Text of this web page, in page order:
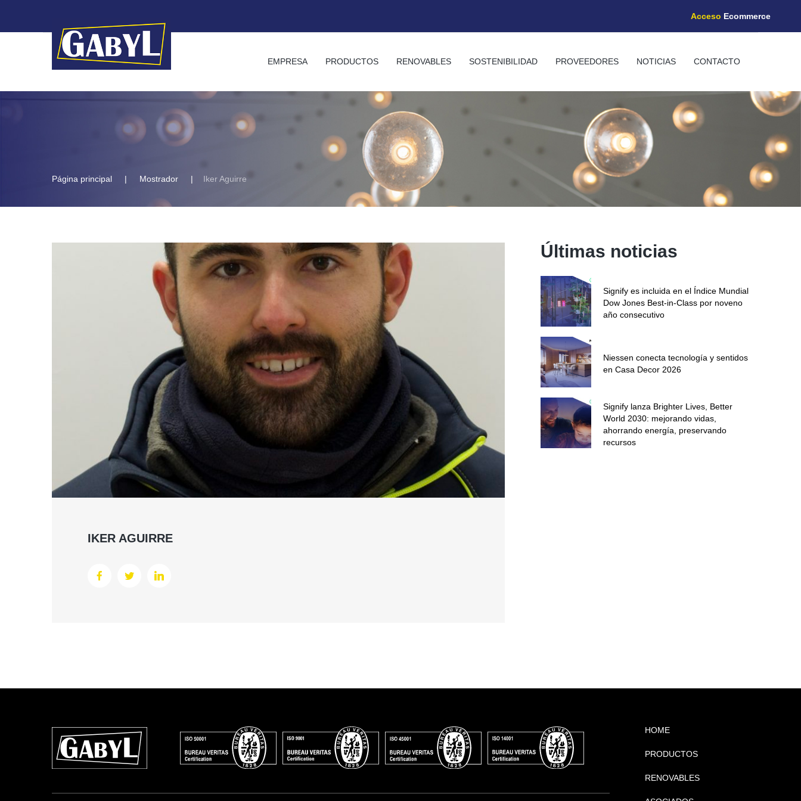
EMPRESA PRODUCTOS RENOVABLES SOSTENIBILIDAD PROVEEDORES NOTICIAS CONTACTO
Página principal Mostrador Iker Aguirre
IKER AGUIRRE
Últimas noticias
Signify es incluida en el Índice Mundial
Dow Jones Best-in-Class por noveno
año consecutivo
Niessen conecta tecnología y sentidos
en Casa Decor 2026
Signify lanza Brighter Lives, Better
World 2030: mejorando vidas,
ahorrando energía, preservando
recursos
HOME
PRODUCTOS
RENOVABLES
Acceso Ecommerce